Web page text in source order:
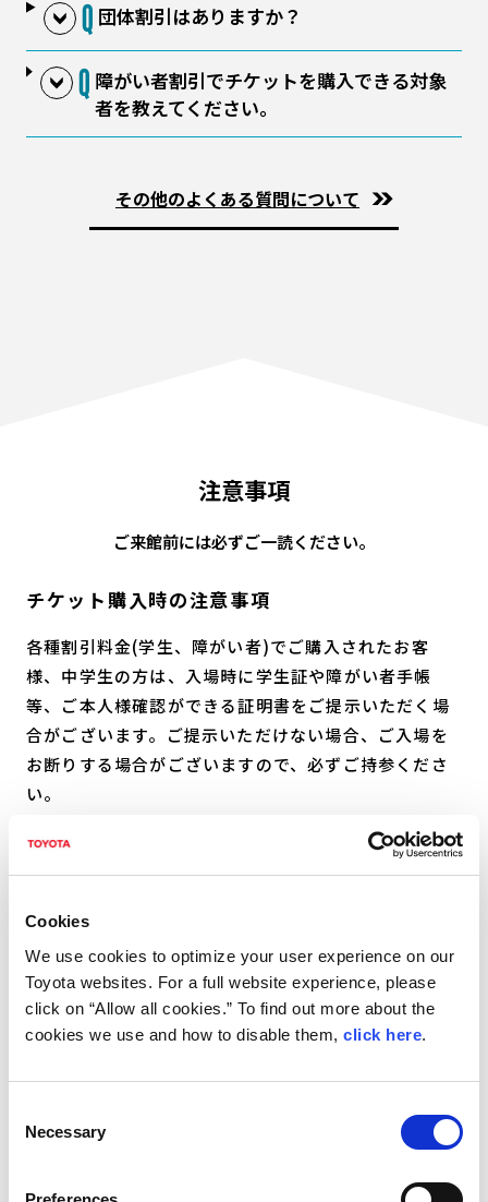
Cookies
We use cookies to optimize your user experience on our
Toyota websites. For a full website experience, please
click on “Allow all cookies.” To find out more about the
cookies we use and how to disable them, click here.
Necessary
団体割引はありますか？
障がい者割引でチケットを購入できる対象
者を教えてください。
その他のよくある質問について
注意事項
ご来館前には必ずご一読ください。
チケット購入時の注意事項
各種割引料金(学生、障がい者)でご購入されたお客
様、中学生の方は、入場時に学生証や障がい者手帳
等、ご本人様確認ができる証明書をご提示いただく場
合がございます。ご提示いただけない場合、ご入場を
お断りする場合がございますので、必ずご持参くださ
い。
いかなる理由においても、ご来場されなかった場合の
返金・振替はいたしかねますので、予めご了承くださ
ご入場時、電子チケットまたは紙チケット(印刷したも
の)をご提示ください。チケット認証後、ご入場となり
ます。電子チケットをご利用のお客様は、スマートフ
ォンの充電を十分に行い、安定した通信環境でご提示
ください。
本展のチケットは、営利目的での転売(インターネット
オークション、フリマアプリ等での出品を含む)を固く
禁じます。転売されたチケットでのご入場はできませ